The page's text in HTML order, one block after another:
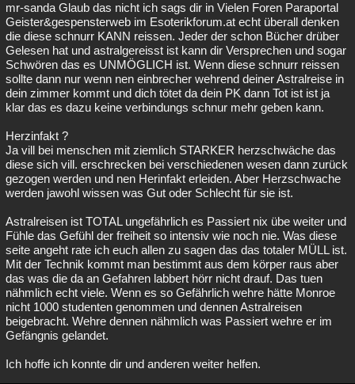
mr-sanda Glaub das nicht ich sags dir in Vielen Foren Paraportal
Geister&gespensterweb im Esoterikforum.at echt überall denken
die diese schnurr KANN reissen. Jeder der schon Bücher drüber
Gelesen hat und astralgereisst ist kann dir Versprechen und sogar
Schwören das es UNMÖGLICH ist. Wenn diese schnurr reissen
sollte dann nur wenn nen einbrecher wehrend deiner Astralreise in
dein zimmer kommt und dich tötet da dein PK dann Tot ist ist ja
klar das es dazu keine verbindungs schnur mehr geben kann.
Herzinfakt ?
Ja vill bei menschen mit ziemlich STARKER herzschwäche das
diese sich vill. erschrecken bei verschiedenen wesen dann zurück
gezogen werden und nen Herinfakt erleiden. Aber Herzschwache
werden jawohl wissen was Gut oder Schlecht für sie ist.
Astralreisen ist TOTAL ungefährlich es Passiert nix übe weiter und
Fühle das Gefühl der freiheit so intensiv wie noch nie. Was diese
seite angeht rate ich euch allen zu sagen das das totaler MÜLL ist.
Mit der Technik kommt man bestimmt aus dem körper raus aber
das was die da an Gefahren labbert hörr nicht drauf. Das tuen
nähmlich echt viele. Wenn es so Gefährlich wehre hätte Monroe
nicht 1000 studenten genommen und dennen Astralreisen
beigebracht. Wehre dennen nähmlich was Passiert wehre er im
Gefängnis gelandet.
Ich hoffe ich konnte dir und anderen weiter helfen.